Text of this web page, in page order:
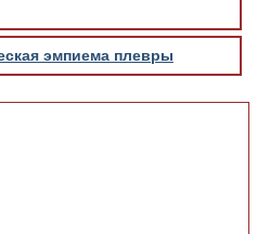
эмпиема плевры